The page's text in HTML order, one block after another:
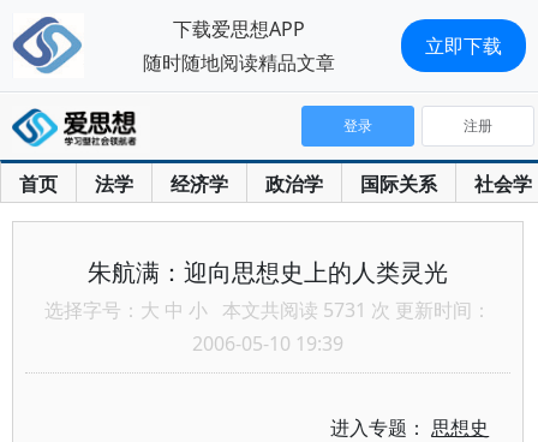
首页 法学 经济学 政治学 国际关系 社会学
登录 注册
朱航满：迎向思想史上的人类灵光
选择字号： 大 中 小 本文共阅读 5731 次 更新时间：
2006-05-10 19:39
进入专题：思想史
下载爱思想APP
随时随地阅读精品文章
立即下载